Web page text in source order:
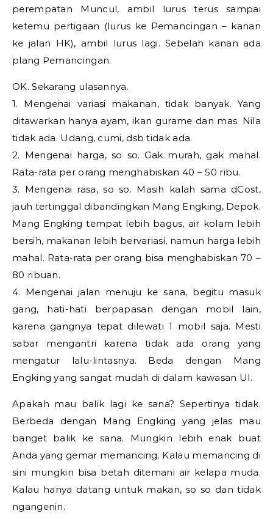
perempatan Muncul, ambil lurus terus sampai
ketemu pertigaan (lurus ke Pemancingan – kanan
ke jalan HK), ambil lurus lagi. Sebelah kanan ada
plang Pemancingan.
OK. Sekarang ulasannya.
1. Mengenai variasi makanan, tidak banyak. Yang
ditawarkan hanya ayam, ikan gurame dan mas. Nila
tidak ada. Udang, cumi, dsb tidak ada.
2. Mengenai harga, so so. Gak murah, gak mahal.
Rata-rata per orang menghabiskan 40 – 50 ribu.
3. Mengenai rasa, so so. Masih kalah sama dCost,
jauh tertinggal dibandingkan Mang Engking, Depok.
Mang Engking tempat lebih bagus, air kolam lebih
bersih, makanan lebih bervariasi, namun harga lebih
mahal. Rata-rata per orang bisa menghabiskan 70 –
80 ribuan.
4. Mengenai jalan menuju ke sana, begitu masuk
gang, hati-hati berpapasan dengan mobil lain,
karena gangnya tepat dilewati 1 mobil saja. Mesti
sabar mengantri karena tidak ada orang yang
mengatur lalu-lintasnya. Beda dengan Mang
Engking yang sangat mudah di dalam kawasan UI.
Apakah mau balik lagi ke sana? Sepertinya tidak.
Berbeda dengan Mang Engking yang jelas mau
banget balik ke sana. Mungkin lebih enak buat
Anda yang gemar memancing. Kalau memancing di
sini mungkin bisa betah ditemani air kelapa muda.
Kalau hanya datang untuk makan, so so dan tidak
ngangenin.